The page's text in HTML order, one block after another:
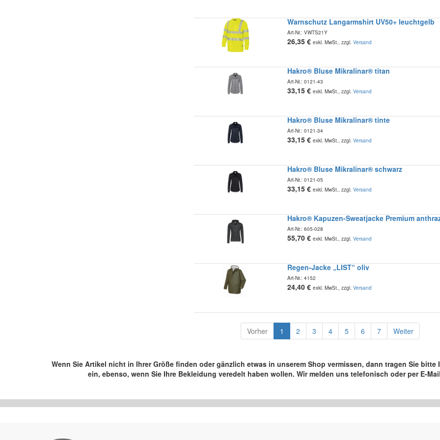
Warnschutz Langarmshirt UV50+ leuchtgelb
Art-Nr.: VWTS21Y
26,35€ exkl. MwSt., zzgl. Versand
Hakro® Bluse Mikralinar® titan
Art-Nr.: 0121-43
33,15€ exkl. MwSt., zzgl. Versand
Hakro® Bluse Mikralinar® tinte
Art-Nr.: 0121-34
33,15€ exkl. MwSt., zzgl. Versand
Hakro® Bluse Mikralinar® schwarz
Art-Nr.: 0121-05
33,15€ exkl. MwSt., zzgl. Versand
Hakro® Kapuzen-Sweatjacke Premium
Art-Nr.: 605-028
55,70€ exkl. MwSt., zzgl. Versand
Regen-Jacke „LIST“ oliv
Art-Nr.: 4152
24,40€ exkl. MwSt., zzgl. Versand
Vorher 1 2 3 4 5 6 7 Weiter
Wenn Sie Artikel nicht in Ihrer Größe finden oder gänzlich etwas in unserem Shop vermissen, dann tragen Sie bitte
ein, ebenso, wenn Sie Ihre Bekleidung veredelt haben wollen. Wir melden uns telefonisch oder per E-